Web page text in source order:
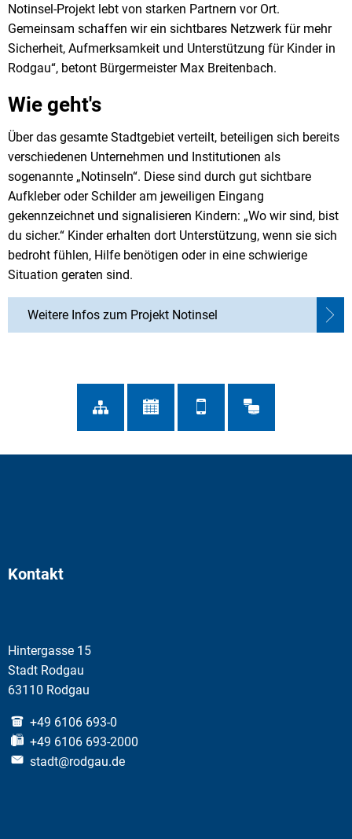
Notinsel-Projekt lebt von starken Partnern vor Ort.
Gemeinsam schaffen wir ein sichtbares Netzwerk für mehr
Sicherheit, Aufmerksamkeit und Unterstützung für Kinder in
Rodgau“, betont Bürgermeister Max Breitenbach.
Wie geht's
Über das gesamte Stadtgebiet verteilt, beteiligen sich bereits
verschiedenen Unternehmen und Institutionen als
sogenannte „Notinseln“. Diese sind durch gut sichtbare
Aufkleber oder Schilder am jeweiligen Eingang
gekennzeichnet und signalisieren Kindern: „Wo wir sind, bist
du sicher.“ Kinder erhalten dort Unterstützung, wenn sie sich
bedroht fühlen, Hilfe benötigen oder in eine schwierige
Situation geraten sind.
Weitere Infos zum Projekt Notinsel
Kontakt
Hintergasse 15
Stadt Rodgau
63110 Rodgau
+49 6106 693-0
+49 6106 693-2000
stadt@rodgau.de